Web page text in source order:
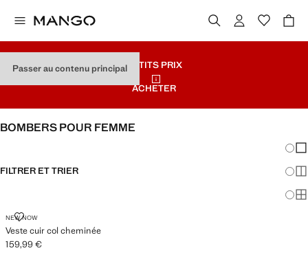
Passer au contenu principalPETITS PRIX
ACHETER
BOMBERS POUR FEMME
FILTRER ET TRIER
NEW NOW
Veste cuir col cheminée
VESTE CUIR COL CHEMINÉE
Prix actuel [159,99 € ]
159,99 €